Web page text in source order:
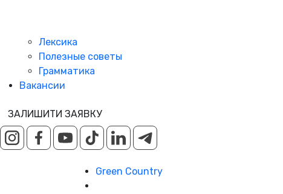
Лексика
Полезные советы
Грамматика
Вакансии
ЗАЛИШИТИ ЗАЯВКУ
Green Country